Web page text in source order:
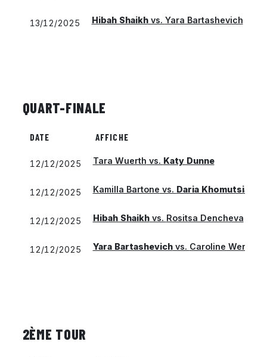
13/12/2025 Hibah Shaikhvs. Yara Bartashevich
QUART-FINALE
DATE AFFICHE
12/12/2025 Tara Wuerth vs. Katy Dunne
12/12/2025 Kamilla Bartone vs. Daria
12/12/2025 Hibah Shaikhvs. Rositsa Dencheva
12/12/2025 Yara Bartashevichvs. Caroline Werner
2ÈME TOUR